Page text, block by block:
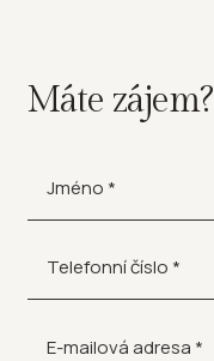
Máte zájem?